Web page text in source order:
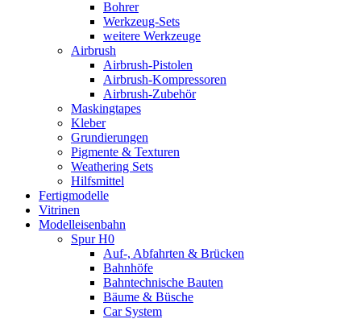
Bohrer
Werkzeug-Sets
weitere Werkzeuge
Airbrush
Airbrush-Pistolen
Airbrush-Kompressoren
Airbrush-Zubehör
Maskingtapes
Kleber
Grundierungen
Pigmente & Texturen
Weathering Sets
Hilfsmittel
Fertigmodelle
Vitrinen
Modelleisenbahn
Spur H0
Auf-, Abfahrten & Brücken
Bahnhöfe
Bahntechnische Bauten
Bäume & Büsche
Car System